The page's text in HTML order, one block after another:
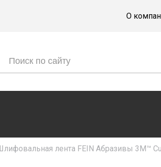
О
лента FEIN Абразивы 3M™